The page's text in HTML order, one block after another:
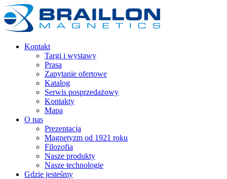
Kontakt
Targi i wystawy
Prasa
Zapytanie ofertowe
Katalog
Serwis posprzedażowy
Kontakty
Mapa
O nas
Prezentacja
Magnetyzm od 1921 roku
Filozofia
Nasze produkty
Nasze technologie
Gdzie jesteśmy